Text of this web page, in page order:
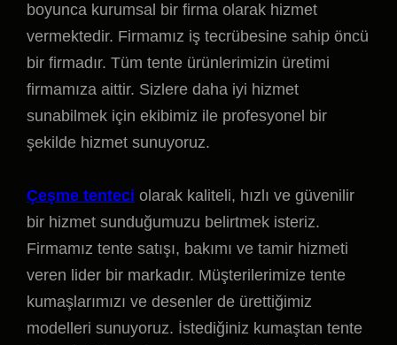
boyunca kurumsal bir firma olarak hizmet
vermektedir. Firmamız iş tecrübesine sahip öncü
bir firmadır. Tüm tente ürünlerimizin üretimi
firmamıza aittir. Sizlere daha iyi hizmet
sunabilmek için ekibimiz ile profesyonel bir
şekilde hizmet sunuyoruz.
Çeşme tenteci olarak kaliteli, hızlı ve güvenilir
bir hizmet sunduğumuzu belirtmek isteriz.
Firmamız tente satışı, bakımı ve tamir hizmeti
veren lider bir markadır. Müşterilerimize tente
kumaşlarımızı ve desenler de ürettiğimiz
modelleri sunuyoruz. İstediğiniz kumaştan tente